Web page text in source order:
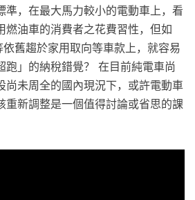
準，在最大馬力較小的電動車上，看
燃油車的消費者之花費習性，但如
舊趨於家用取向等車款上，就容易
跑」的納稅錯覺？ 在目前純電車尚
尚未周全的國內現況下，或許電動車
重新調整是一個值得討論或省思的課